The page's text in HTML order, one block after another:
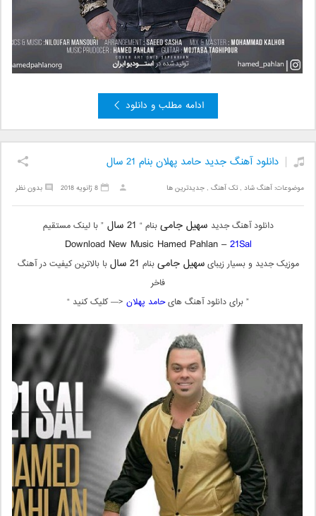
ادامه مطلب و دانلود
دانلود آهنگ جدید حامد پهلان بنام 21 سال
موضوعات:آهنگ شاد ,تک آهنگ ,جدیدترین ها بدون نظر 8 ژانویه 2018
دانلود آهنگ جدید سهیل جامیبنام “ ” با لینک مستقیم
Download New Music Hamed Pahlan –21Sal
موزیک جدید و بسیار زیبایسهیل جامیبنام
با بالاترین کیفیت در آهنگ
فاخر
” برای دانلود آهنگ هایحامد پهلان <— کلیک کنید “